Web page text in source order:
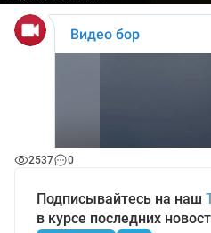
2537 0
Подписывайтесь на наш
в курсе последних